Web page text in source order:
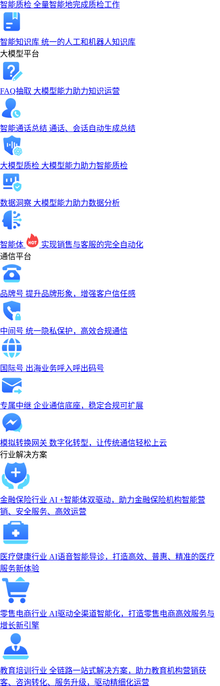
智能质检 全量智能地完成质检工作
智能知识库 统一的人工和机器人知识库
大模型平台
FAQ抽取 大模型能力助力知识运营
智能通话总结 通话、会话自动生成总结
大模型质检 大模型能力助力智能质检
数据洞察 大模型能力助力数据分析
智能体
实现销售与客服的完全自动化
通信平台
品牌号 提升品牌形象，增强客户信任感
中间号 统一隐私保护，高效合规通信
国际号 出海业务呼入呼出码号
专属中继 企业通信底座，稳定合规可扩展
模拟转换网关 数字化转型，让传统通信轻松上云
行业解决方案
金融保险行业 AI +智能体双驱动，助力金融保险机构智能营
销、安全服务、高效运营
医疗健康行业 AI语音智能导诊，打造高效、普惠、精准的医疗
服务新体验
零售电商行业 AI驱动全渠道智能化，打造零售电商高效服务与
增长新引擎
教育培训行业 全链路一站式解决方案，助力教育机构营销获
客、咨询转化、服务升级，驱动精细化运营